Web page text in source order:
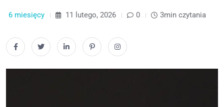
6 miesięcy 11 lutego, 2026 0 3min czytania